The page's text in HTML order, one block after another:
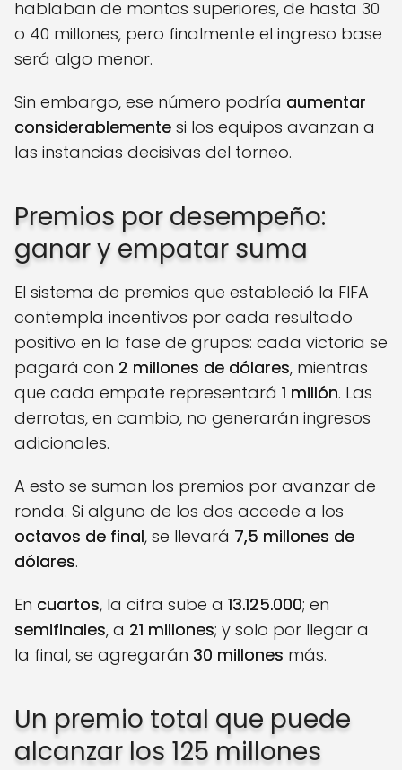
hablaban de montos superiores, de hasta 30
o 40 millones, pero finalmente el ingreso base
será algo menor.
Sin embargo, ese número podría aumentar
considerablemente si los equipos avanzan a
las instancias decisivas del torneo.
Premios por desempeño:
ganar y empatar suma
El sistema de premios que estableció la FIFA
contempla incentivos por cada resultado
positivo en la fase de grupos: cada victoria se
pagará con 2 millones de dólares, mientras
que cada empate representará 1 millón. Las
derrotas, en cambio, no generarán ingresos
adicionales.
A esto se suman los premios por avanzar de
ronda. Si alguno de los dos accede a los
octavos de final, se llevará 7,5 millones de
dólares.
En cuartos, la cifra sube a 13.125.000; en
semifinales, a 21 millones; y solo por llegar a
la final, se agregarán 30 millones más.
Un premio total que puede
alcanzar los 125 millones